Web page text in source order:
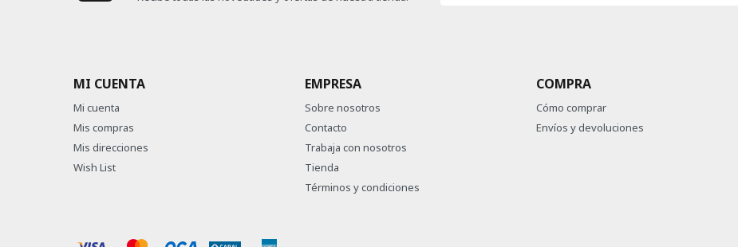
MI CUENTA
Mi cuenta
Mis compras
Mis direcciones
Wish List
EMPRESA
Sobre nosotros
Contacto
Trabaja con nosotros
Tienda
Términos y condiciones
COMPRA
Cómo comprar
Envíos y devoluciones